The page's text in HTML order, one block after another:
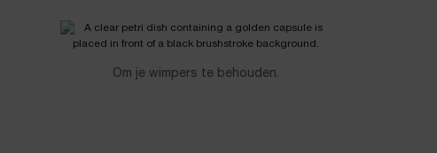
Om je wimpers te behouden.